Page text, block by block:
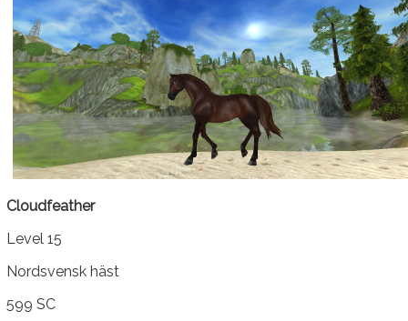
Cloudfeather
Level 15
Nordsvensk häst
599 SC